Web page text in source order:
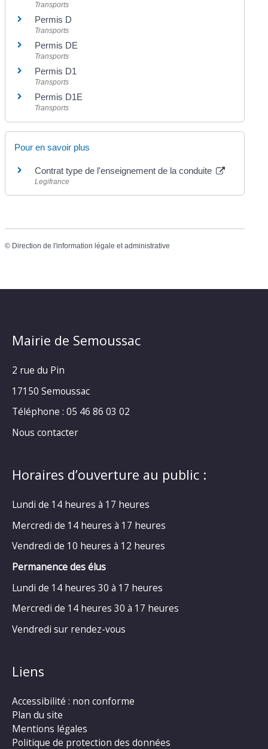
Transports
Permis D
Transports
Permis DE
Transports
Permis D1
Transports
Permis D1E
Transports
Pour en savoir plus
Contrat type de l'enseignement de la conduite
Legifrance
© Direction de l'information légale et administrative
Mairie de Semoussac
2 rue du Pin
17150 Semoussac
Téléphone : 05 46 86 03 02
Nous contacter
Horaires d’ouverture au public :
Lundi de 14 heures à 17 heures
Mercredi de 14 heures à 17 heures
Vendredi de 10 heures à 12 heures
Permanence des élus
Lundi de 14 heures 30 à 17 heures
Mercredi de 14 heures 30 à 17 heures
Vendredi sur rendez-vous
Liens
Accessibilité : non conforme
Plan du site
Mentions légales
Politique de protection des données